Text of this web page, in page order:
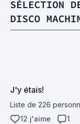
SÉLECTION
DISCO
J'y étais!
Liste de 226
12 j'aime
1